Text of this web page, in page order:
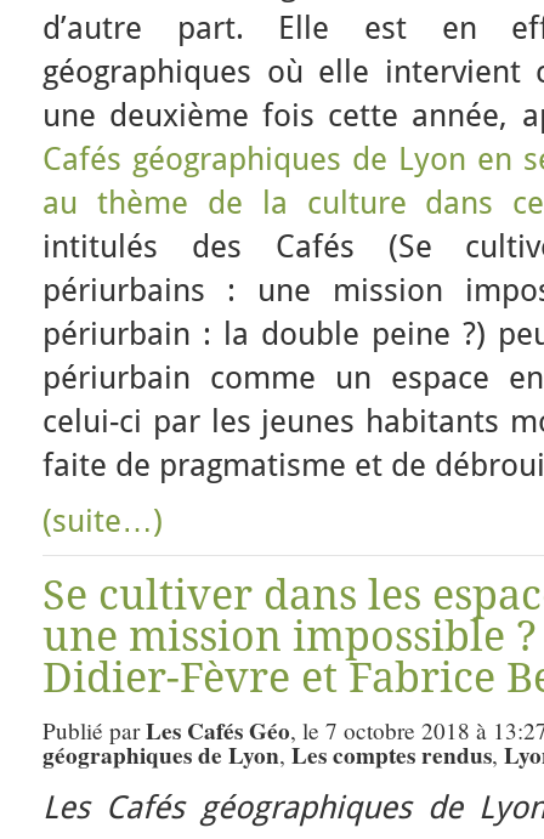
d’autre part. Elle est en
géographiques où elle intervient
une deuxième fois cette année,
Cafés géographiques de Lyon en
au thème de la culture dans
intitulés des Cafés (Se
périurbains : une mission
périurbain : la double peine ?)
périurbain comme un espace
celui-ci par les jeunes habitants
faite de pragmatisme et de
(suite…)
Se cultiver dans les
une mission impossible
Didier-Fèvre et Fabrice
Publié parLes Cafés Géo, le 7 octobre 2018 à
géographiques de Lyon, Les comptes rendus,
Les Cafés géographiques de